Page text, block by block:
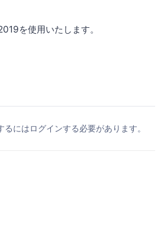
を使用いたします。
るにはログインする必要があります。